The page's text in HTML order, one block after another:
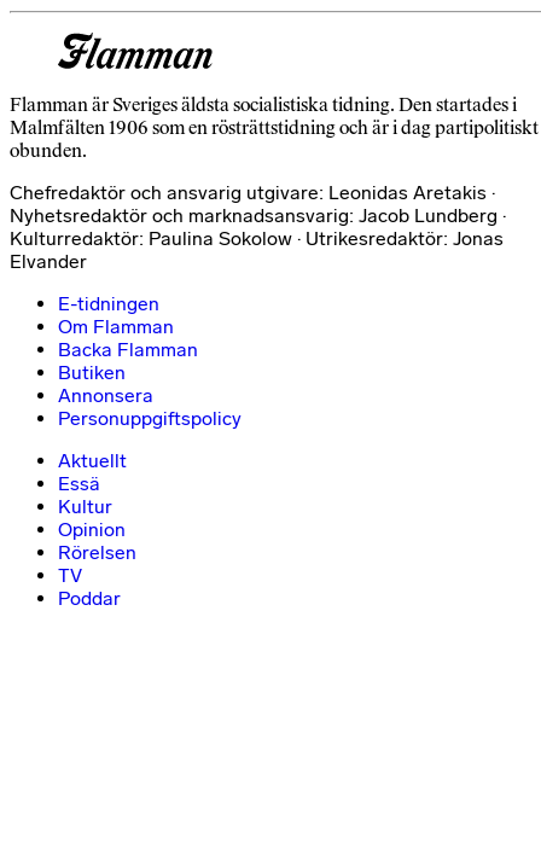
Flamman är Sveriges äldsta socialistiska tidning. Den startades i
Malmfälten 1906 som en rösträttstidning och är i dag partipolitiskt
obunden.
Chefredaktör och ansvarig utgivare: Leonidas Aretakis ·
Nyhetsredaktör och marknadsansvarig: Jacob Lundberg ·
Kulturredaktör: Paulina Sokolow · Utrikesredaktör: Jonas
Elvander
E-tidningen
Om Flamman
Backa Flamman
Butiken
Annonsera
Personuppgiftspolicy
Aktuellt
Essä
Kultur
Opinion
Rörelsen
TV
Poddar